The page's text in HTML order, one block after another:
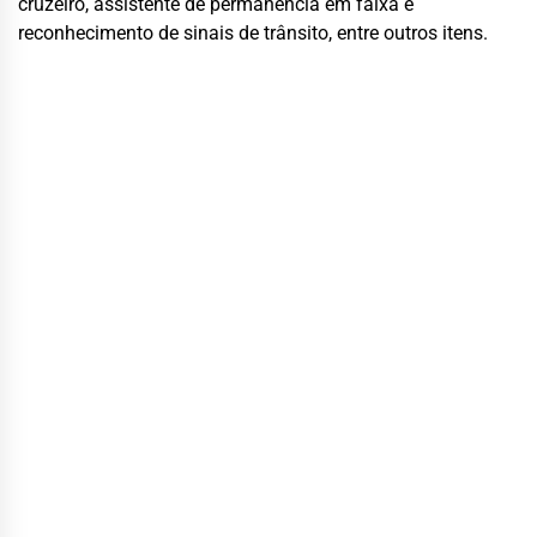
reconhecimento de sinais de trânsito, entre outros itens.